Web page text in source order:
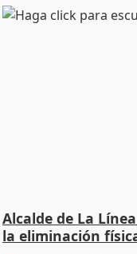
Alcalde de La
la eliminación